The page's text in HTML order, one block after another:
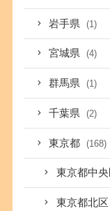
岩手県 (1)
宮城県 (4)
群馬県 (1)
千葉県 (2)
東京都 (168)
東京都中央
東京都北区